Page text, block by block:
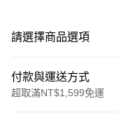
請選擇商品選項
付款與運送方式
超取滿NT$1,599免運